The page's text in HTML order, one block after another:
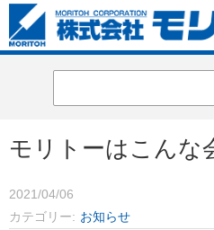
モリトーはこんな
2021/04/06
カテゴリー
お知らせ